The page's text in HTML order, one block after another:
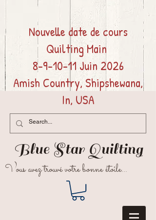
Nouvelle date de cours
QuiltingMain
8-9-10-11 Juin 2026
Amish Country, Shipshewana,
In, USA
Blue Star Quilting
Vous avez trouvé votre bonne étoile...